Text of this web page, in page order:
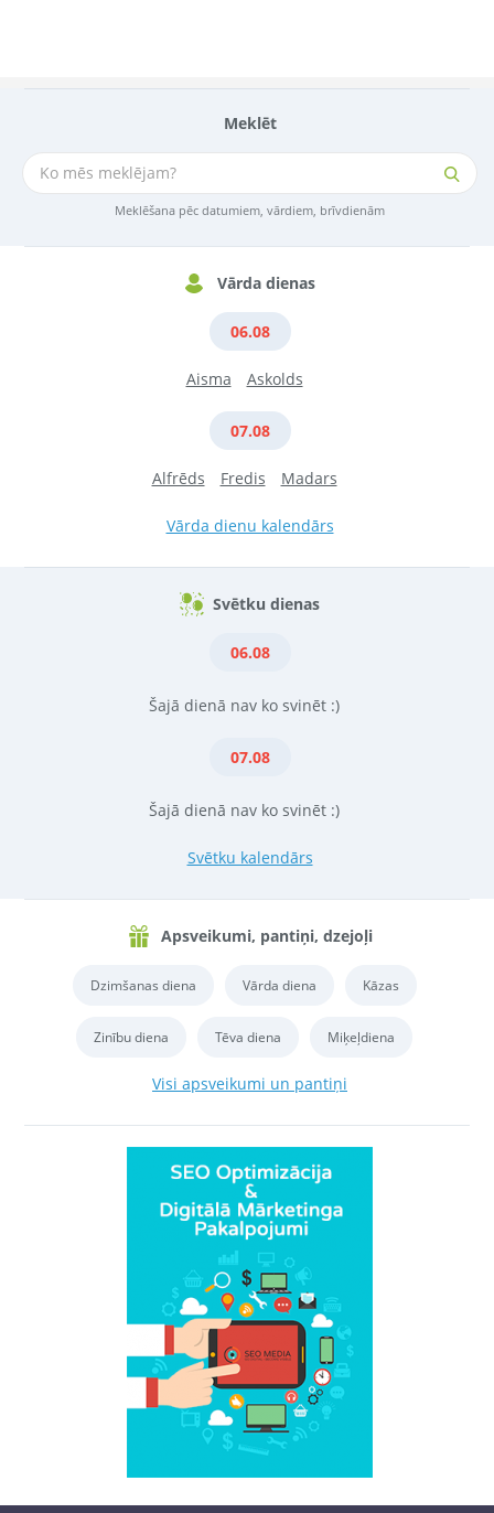
Meklēt
Meklēšana pēc datumiem, vārdiem, brīvdienām
Vārda dienas
06.08
Aisma Askolds
07.08
Alfrēds Fredis Madars
Vārda dienu kalendārs
Svētku dienas
06.08
Šajā dienā nav ko svinēt :)
07.08
Šajā dienā nav ko svinēt :)
Svētku kalendārs
Apsveikumi, pantiņi, dzejoļi
Dzimšanas diena Vārda diena Kāzas
Zinību diena Tēva diena Miķeļdiena
Visi apsveikumi un pantiņi